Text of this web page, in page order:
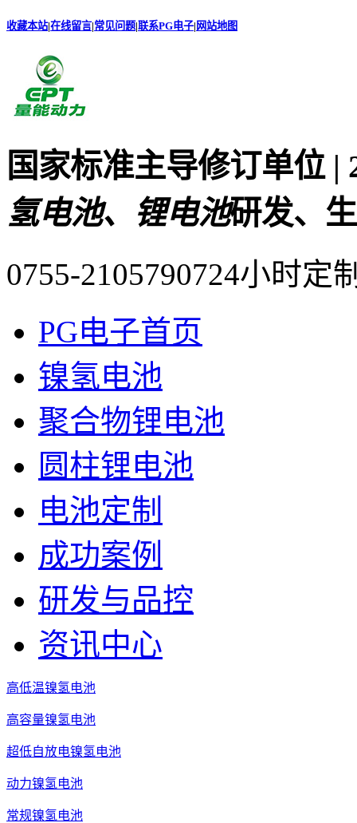
收藏本站|在线留言|常见问题|联系PG电子| 网站地图
国家标准主导修订单位 |
氢电池、锂电池研发、
0755-2105790724小时定
PG电子首页
镍氢电池
聚合物锂电池
圆柱锂电池
电池定制
成功案例
研发与品控
资讯中心
高低温镍氢电池
高容量镍氢电池
超低自放电镍氢电池
动力镍氢电池
常规镍氢电池